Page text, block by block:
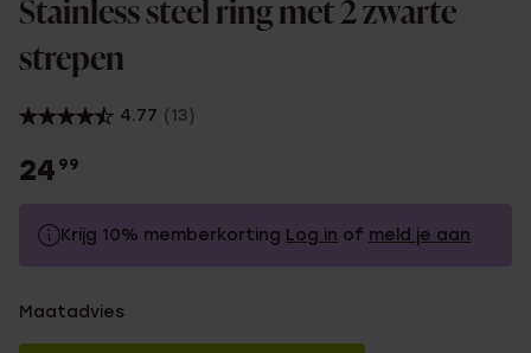
Stainless steel ring met 2 zwarte
strepen
4.77 (13)
24 99
Krijg 10% memberkorting Log in of meld je aan
Zonder memberkorting
Maatadvies